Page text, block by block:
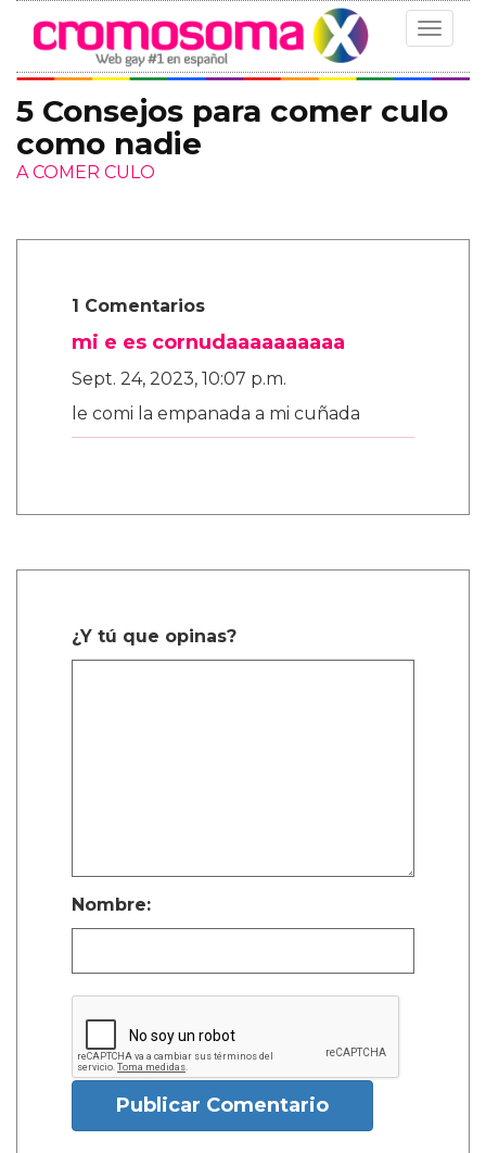
Toggle
5 Consejos para comer culo
como nadie
A COMER CULO
1 Comentarios
mi e es cornudaaaaaaaaaa
Sept. 24, 2023, 10:07 p.m.
le comi la empanada a mi cuñada
¿Y tú que opinas?
Nombre:
Publicar Comentario